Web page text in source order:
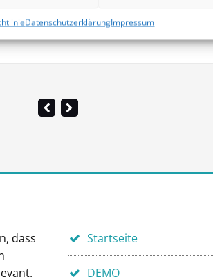
DatenschutzerklärungImpressum
dass
Startseite
DEMO